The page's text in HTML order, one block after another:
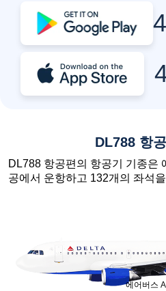
DL788 항
DL788 항공편의 항공기 기종은
공에서 운항하고 132개의 좌석
에어버스